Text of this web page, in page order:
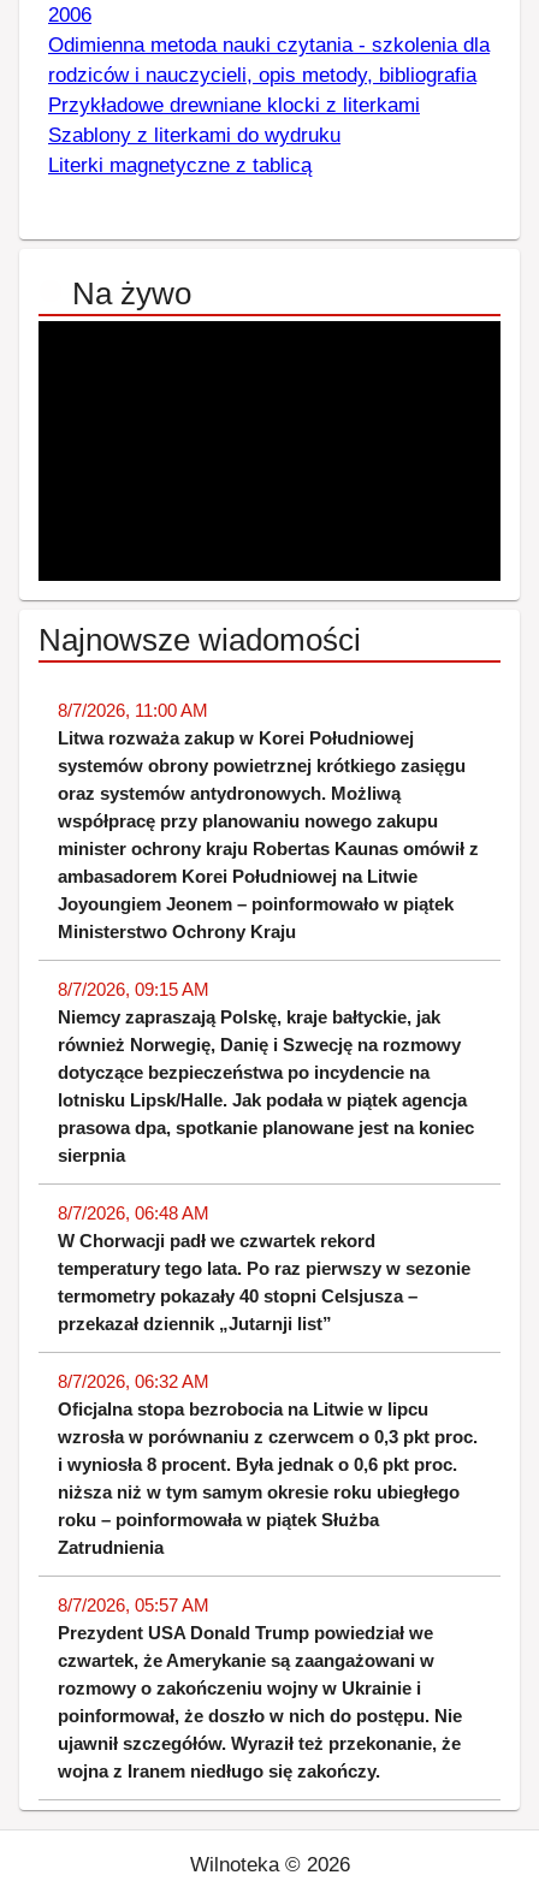
2006
Odimienna metoda nauki czytania - szkolenia dla
rodziców i nauczycieli, opis metody, bibliografia
Przykładowe drewniane klocki z literkami
Szablony z literkami do wydruku
Literki magnetyczne z tablicą
Na żywo
Najnowsze wiadomości
8/7/2026, 11:00 AM
Litwa rozważa zakup w Korei Południowej
systemów obrony powietrznej krótkiego zasięgu
oraz systemów antydronowych. Możliwą
współpracę przy planowaniu nowego zakupu
minister ochrony kraju Robertas Kaunas omówił z
ambasadorem Korei Południowej na Litwie
Joyoungiem Jeonem – poinformowało w piątek
Ministerstwo Ochrony Kraju
8/7/2026, 09:15 AM
Niemcy zapraszają Polskę, kraje bałtyckie, jak
również Norwegię, Danię i Szwecję na rozmowy
dotyczące bezpieczeństwa po incydencie na
lotnisku Lipsk/Halle. Jak podała w piątek agencja
prasowa dpa, spotkanie planowane jest na koniec
sierpnia
8/7/2026, 06:48 AM
W Chorwacji padł we czwartek rekord
temperatury tego lata. Po raz pierwszy w sezonie
termometry pokazały 40 stopni Celsjusza –
przekazał dziennik „Jutarnji list”
8/7/2026, 06:32 AM
Oficjalna stopa bezrobocia na Litwie w lipcu
wzrosła w porównaniu z czerwcem o 0,3 pkt proc.
i wyniosła 8 procent. Była jednak o 0,6 pkt proc.
niższa niż w tym samym okresie roku ubiegłego
roku – poinformowała w piątek Służba
Zatrudnienia
8/7/2026, 05:57 AM
Prezydent USA Donald Trump powiedział we
czwartek, że Amerykanie są zaangażowani w
rozmowy o zakończeniu wojny w Ukrainie i
poinformował, że doszło w nich do postępu. Nie
ujawnił szczegółów. Wyraził też przekonanie, że
wojna z Iranem niedługo się zakończy.
Wilnoteka © 2026